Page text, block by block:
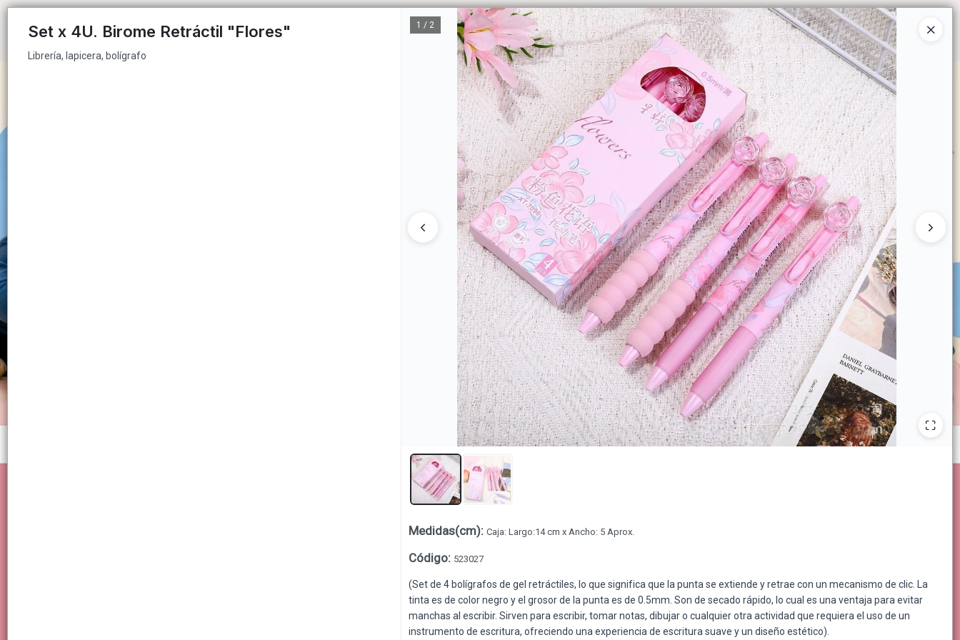
Librería, lapicera, bolígrafo
Set x 4U. Birome Retráctil "Flores"
Librería, lapicera, bolígrafo
1 / 2
Medidas(cm): Caja: Largo:14 cm x Ancho: 5 Aprox.
Código: 523027
(Set de 4 bolígrafos de gel retráctiles, lo que significa que la punta se extiende y retrae con un mecanismo de clic. La
tinta es de color negro y el grosor de la punta es de 0.5mm. Son de secado rápido, lo cual es una ventaja para evitar
manchas al escribir. Sirven para escribir, tomar notas, dibujar o cualquier otra actividad que requiera el uso de un
instrumento de escritura, ofreciendo una experiencia de escritura suave y un diseño estético).
Ingresar a la Tienda
CÓMO COMPRAR QUIÉNES SOMOS CONTACTO